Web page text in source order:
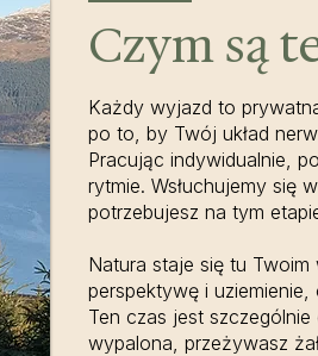
Czym są
Każdy wyjazd to
po to, by Twój układ
Pracując indywidualnie,
rytmie. Wsłuchujemy się
potrzebujesz na tym
Natura staje się tu Twoim
perspektywę i
Ten czas jest szczególnie
wypalona, przeżywasz